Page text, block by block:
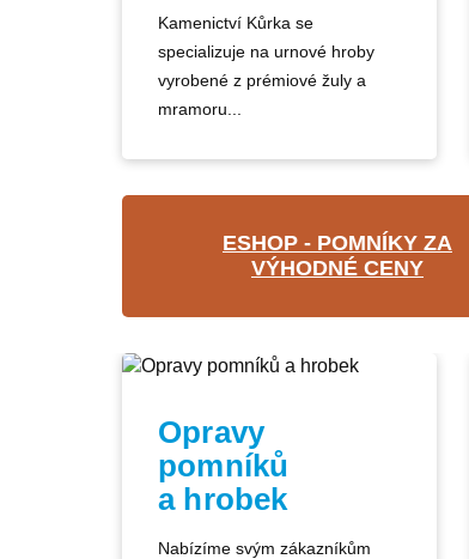
Kamenictví Kůrka se
specializuje na urnové hroby
vyrobené z prémiové žuly a
mramoru...
ESHOP - POMNÍKY ZA
VÝHODNÉ CENY
Opravy
pomníků
a hrobek
Nabízíme svým zákazníkům